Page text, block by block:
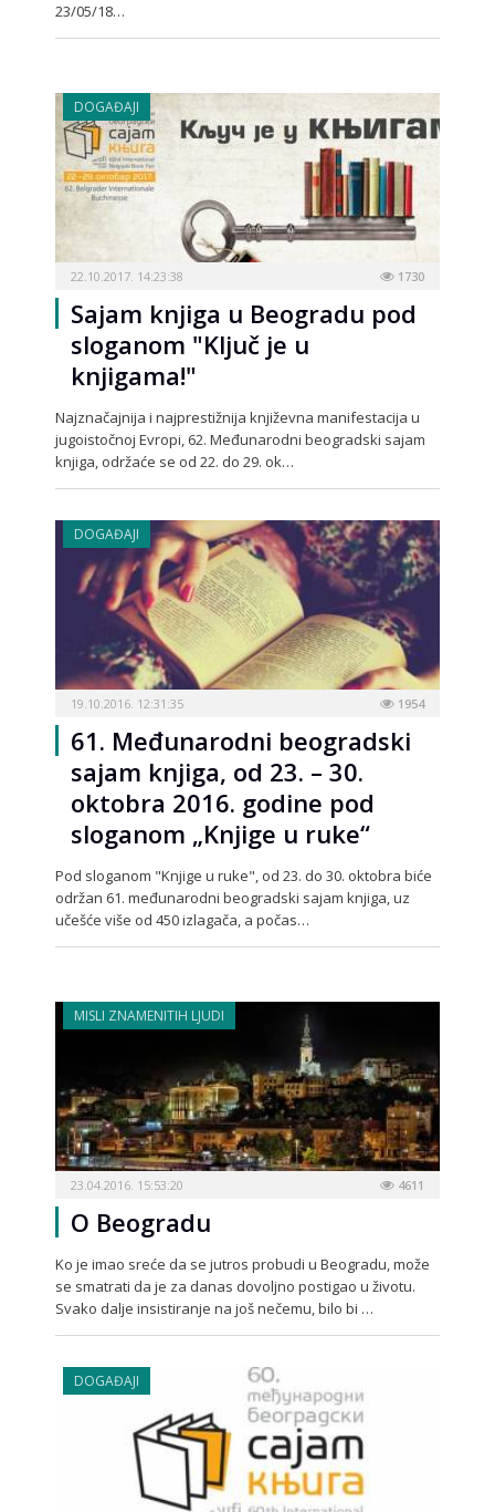
23/05/18…
DOGAĐAJI
22.10.2017. 14:23:38 1730
Sajam knjiga u Beogradu pod
sloganom "Ključ je u
knjigama!"
Najznačajnija i najprestižnija književna manifestacija u
jugoistočnoj Evropi, 62. Međunarodni beogradski sajam
knjiga, održaće se od 22. do 29. ok…
DOGAĐAJI
19.10.2016. 12:31:35 1954
61. Međunarodni beogradski
sajam knjiga, od 23. – 30.
oktobra 2016. godine pod
sloganom „Knjige u ruke“
Pod sloganom "Knjige u ruke", od 23. do 30. oktobra biće
održan 61. međunarodni beogradski sajam knjiga, uz
učešće više od 450 izlagača, a počas…
MISLI ZNAMENITIH LJUDI
23.04.2016. 15:53:20 4611
O Beogradu
Ko je imao sreće da se jutros probudi u Beogradu, može
se smatrati da je za danas dovoljno postigao u životu.
Svako dalje insistiranje na još nečemu, bilo bi …
DOGAĐAJI